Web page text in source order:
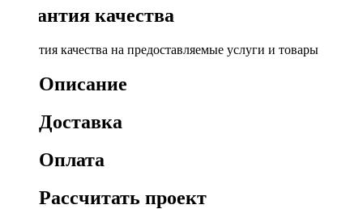
Гарантия качества
Гарантия качества на предоставляемые услуги и товары
Описание
Доставка
Оплата
Рассчитать проект